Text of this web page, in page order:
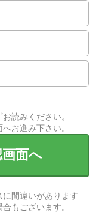
お読みください。
お進み下さい。
面へ
間違いがあります
もございます。